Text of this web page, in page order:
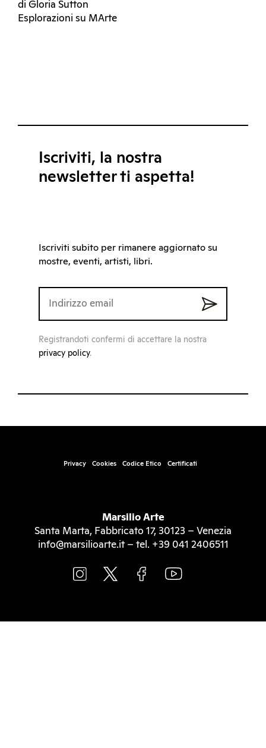
di Gloria Sutton
Esplorazioni su MArte
Iscriviti, la nostra
newsletter ti aspetta!
Iscriviti subito per rimanere aggiornato su
mostre, eventi, artisti, libri.
Registrandoti confermi di accettare la nostra
privacy policy.
Privacy Cookies Codice Etico Certificati
Marsilio Arte
Santa Marta, Fabbricato 17, 30123 – Venezia
info@marsilioarte.it – tel. +39 041 2406511